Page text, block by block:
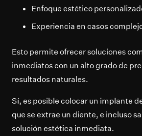
Enfoque estético
Experiencia en casos
Esto permite ofrecer soluciones
inmediatos con un alto grado de
resultados naturales.
Sí, es posible colocar un implante
que se extrae un diente, e incluso
solución estética inmediata.